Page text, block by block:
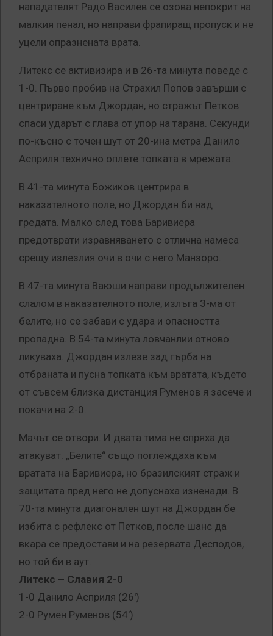
нападателят Радо Василев се озова непокрит на
малкия пенал, но направи фрапиращ пропуск и не
уцели опразнената врата.
Литекс се активизира и в 26-та минута поведе с
1-0. Първо пробив на Страхил Попов завърши с
центриране към Джордан, но стражът Петков
спаси ударът с глава от упор на тарана. Секунди
по-късно с точен шут от 20-ина метра Данило
Асприля технично оплете топката в мрежата.
В 41-та минута Божиков центрира в
наказателното поле, но Джордан би над
гредата. Малко след това Баривиера
предотврати изравняването с отлична намеса
срещу излезлия очи в очи с него Манзоро.
В 47-та минута Ваюши направи продължителен
слалом в наказателното поле, излъга 3-ма от
белите, но се забави с удара и опасността
пропадна. В 54-та минута ловчанлии отново
ликуваха. Джордан излезе зад гърба на
отбраната и пусна топката към вратата, където
от съвсем близка дистанция Руменов я засече и
покачи на 2-0.
Мачът се отвори. И двата тима не спряха да
атакуват. „Белите“ също поглеждаха към
вратата на Баривиера, но бразилският страж и
защитата пред него не допуснаха изненади. В
70-та минута диагонален шут на Джордан бе
избита с рефлекс от Петков, после шанс да
вкара се предостави и на резервата Десподов,
но той би в аут.
Литекс – Славия 2-0
1-0 Данило Асприля (26′)
2-0 Румен Руменов (54′)